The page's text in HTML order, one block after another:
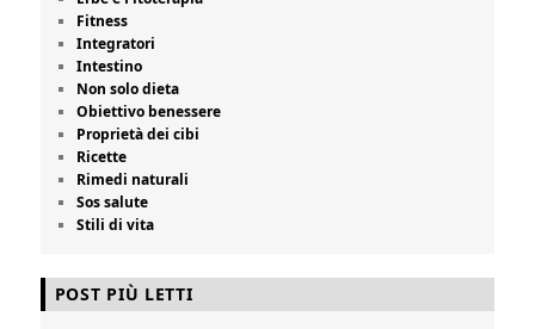
Fitness
Integratori
Intestino
Non solo dieta
Obiettivo benessere
Proprietà dei cibi
Ricette
Rimedi naturali
Sos salute
Stili di vita
POST PIÙ LETTI